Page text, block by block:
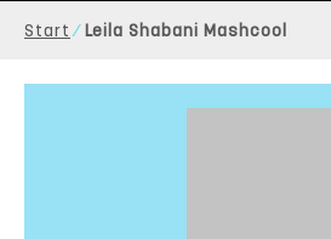
Start Leila Shabani Mashcool